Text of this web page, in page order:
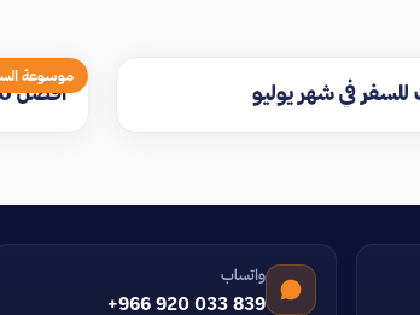
موسوعة
افضل 10 وجهات للسفر خلال شهر مايو
واتساب
+966 920 033 839